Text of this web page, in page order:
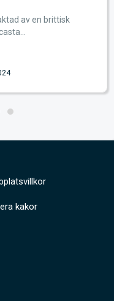
av en brittisk
kakor